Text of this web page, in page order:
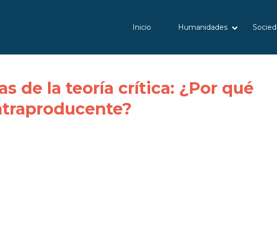
Inicio Humanidades
de la teoría crítica: ¿Por qué